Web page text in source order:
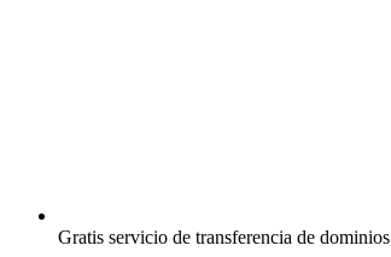
Gratis servicio de transferencia de dominios